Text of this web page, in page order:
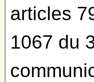
articles
1067 du